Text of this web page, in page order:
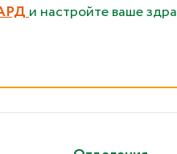
и настройте ваше